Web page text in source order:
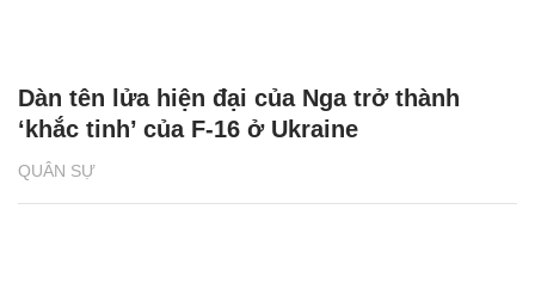
QUÂN SỰ
Dàn tên lửa hiện đại của Nga trở thành
‘khắc tinh’ của F-16 ở Ukraine